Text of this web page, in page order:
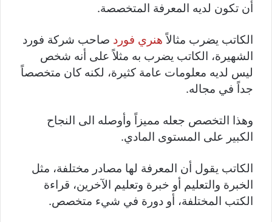
أن تكون لديه المعرفة المتخصصة.
الكاتب يضرب مثالاً هنري فورد صاحب شركة فورد
الشهيرة، الكاتب يضرب به مثلاً على أنه شخص
ليس لديه معلومات عامة كثيرة، لكنه كان متخصصاً
جداً في مجاله.
وهذا التخصص جعله مميزاً وأوصله الى النجاح
الكبير على المستوى المادي.
الكاتب يقول أن المعرفة لها مصادر مختلفة، مثل
الخبرة والتعليم أو خبرة وتعليم الآخرين، قراءة
الكتب المختلفة، أو دورة في شيء متخصص.